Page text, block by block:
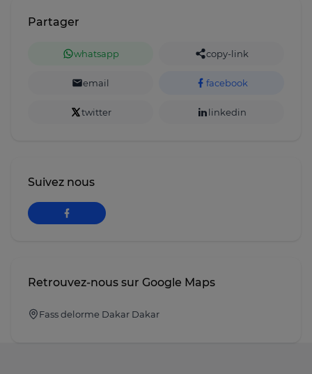
Partager
whatsapp copy-link
email facebook
twitter linkedin
Suivez nous
Retrouvez-nous sur Google Maps
Fass delorme Dakar Dakar